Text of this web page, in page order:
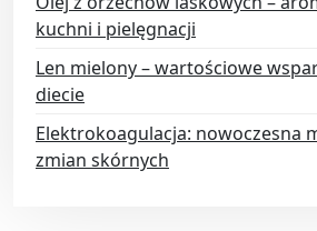
kuchni i pielęgnacji
Len mielony – wartościowe
diecie
Elektrokoagulacja: nowoczesna
zmian skórnych